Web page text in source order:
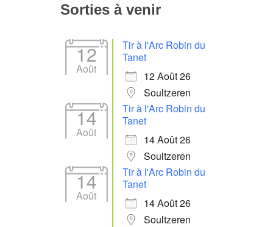
Sorties à venir
12
Août
Tir à l'Arc Robin du
Tanet
12 Août 26
Soultzeren
14
Août
Tir à l'Arc Robin du
Tanet
14 Août 26
Soultzeren
14
Août
Tir à l'Arc Robin du
Tanet
14 Août 26
Soultzeren